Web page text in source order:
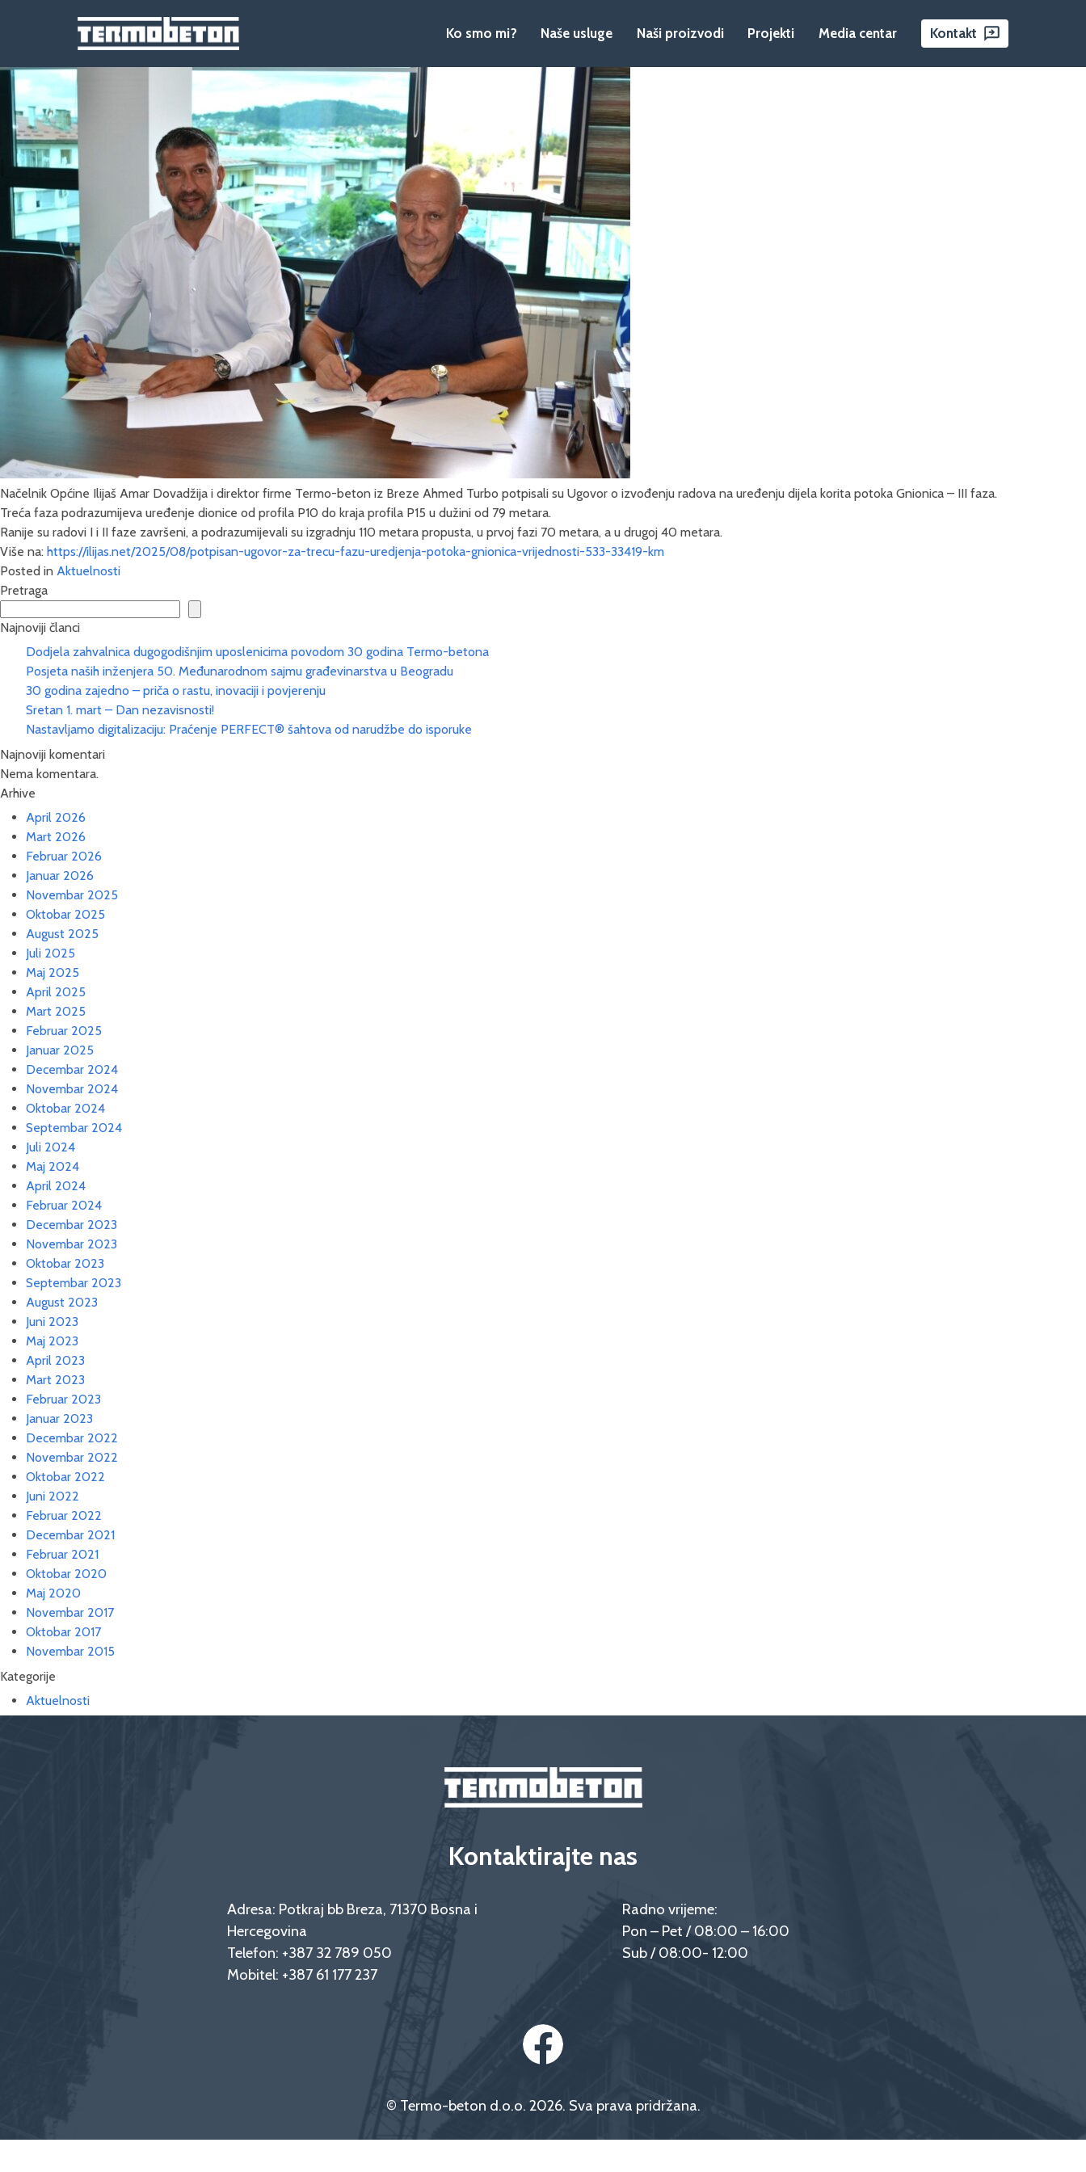
Ko smo mi? Naše usluge Naši proizvodi Projekti Media centar Kontakt
Treća faza uređenja potoka Gnionica u Ilijašu
25. Augusta 2025.25. Augusta 2025.
Načelnik Općine Ilijaš Amar Dovadžija i direktor firme Termo-beton iz Breze Ahmed Turbo potpisali su Ugovor o izvođenju radova na uređenju dijela korita potoka Gnionica – III faza.
Treća faza podrazumijeva uređenje dionice od profila P10 do kraja profila P15 u dužini od 79 metara.
Ranije su radovi I i II faze završeni, a podrazumijevali su izgradnju 110 metara propusta, u prvoj fazi 70 metara, a u drugoj 40 metara.
Više na: https://ilijas.net/2025/08/potpisan-ugovor-za-trecu-fazu-uredjenja-potoka-gnionica-vrijednosti-533-33419-km
Posted in Aktuelnosti
Pretraga
Najnoviji članci
Dodjela zahvalnica dugogodišnjim uposlenicima povodom 30 godina Termo-betona
Posjeta naših inženjera 50. Međunarodnom sajmu građevinarstva u Beogradu
30 godina zajedno – priča o rastu, inovaciji i povjerenju
Sretan 1. mart – Dan nezavisnosti!
Nastavljamo digitalizaciju: Praćenje PERFECT® šahtova od narudžbe do isporuke
Najnoviji komentari
Nema komentara.
Arhive
April 2026
Mart 2026
Februar 2026
Januar 2026
Novembar 2025
Oktobar 2025
August 2025
Juli 2025
Maj 2025
April 2025
Mart 2025
Februar 2025
Januar 2025
Decembar 2024
Novembar 2024
Oktobar 2024
Septembar 2024
Juli 2024
Maj 2024
April 2024
Februar 2024
Decembar 2023
Novembar 2023
Oktobar 2023
Septembar 2023
August 2023
Juni 2023
Maj 2023
April 2023
Mart 2023
Februar 2023
Januar 2023
Decembar 2022
Novembar 2022
Oktobar 2022
Juni 2022
Februar 2022
Decembar 2021
Februar 2021
Oktobar 2020
Maj 2020
Novembar 2017
Oktobar 2017
Novembar 2015
Kategorije
Aktuelnosti
Kontaktirajte nas
Adresa: Potkraj bb Breza, 71370 Bosna i
Hercegovina
Telefon: +387 32 789 050
Mobitel: +387 61 177 237
Radno vrijeme:
Pon – Pet / 08:00 – 16:00
Sub / 08:00- 12:00
© Termo-beton d.o.o. 2026. Sva prava pridržana.